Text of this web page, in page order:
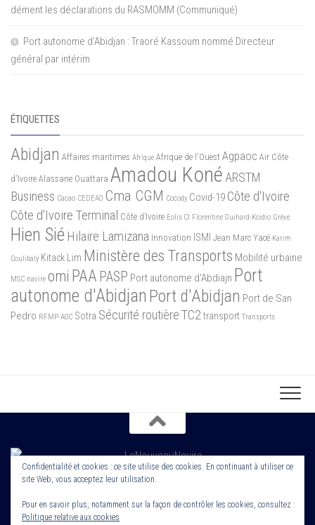
dément les déclarations du RASMOMM (Communiqué)
Port autonome d’Abidjan : Traoré Kassoum nommé Directeur
général par intérim
ÉTIQUETTES
Abidjan Affaires maritimes Afrique Afrique de l'Ouest Agpaoc Air Côte
d'Ivoire Alassane Ouattara Amadou Koné ARSTM
Business Cacao CEDEAO Cma CGM Cocody Covid-19 Côte d'Ivoire
Côte d'Ivoire Terminal Côte d’Ivoire Eolis CI Florentine Guihard-Koidio Grève
Hien Sié Hilaire Lamizana Innovation ISMI Jean Marc Yacé Karim
Coulibaly Kitack Lim Ministère des Transports Mobilité urbaine
MSC navire omi PAA PASP Port autonome d'Abdiajn Port
autonome d'Abidjan Port d'Abidjan Port de San
Pedro RFMP-AOC Sotra Sécurité routièreTC2transport Transports
Copyright 2022. Le Nouveau Navire. Tout droit Réservé. Edité par
Cornerstone ROS
Confidentialité et cookies : ce site utilise des cookies. En continuant à utiliser ce
site Web, vous acceptez leur utilisation.
Pour en savoir plus, notamment sur la façon de contrôler les cookies, consultez :
Politique relative aux cookies